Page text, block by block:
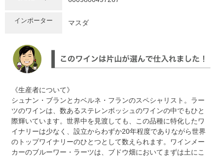
インポーター マスダ
《生産者について》
シュナン・ブランとカベルネ・フランのスペシャリスト。ラー
ツのワインは、数あるステレンボッシュのワインの中でもひと
際輝いています。世界中を見渡しても、この品種に特化したワ
イナリーは少なく、設立からわずか20年程度でありながら世界
のトップワイナリーのひとつとして数えられます。ワインメー
カーのブルーワー・ラーツは、ブドウ畑においてまずは土にこ